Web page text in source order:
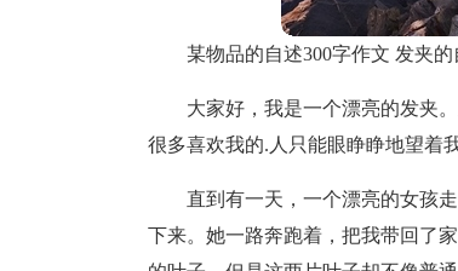
某物品的自述300字作文 发夹的
大家好，我是一个漂亮的发夹
很多喜欢我的.人只能眼睁睁地望着
直到有一天，一个漂亮的女孩
下来。她一路奔跑着，把我带回了